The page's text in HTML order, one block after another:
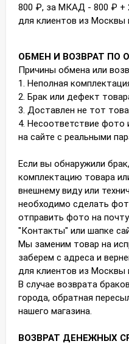
800 ₽, за МКАД - 800 ₽ +
для клиентов из Москвы
ОБМЕН И ВОЗВРАТ ПО
Причины обмена или
1. Неполная
2. Брак или дефект
3. Доставлен не тот
4. Несоответствие фото
на сайте с реальными
Если вы обнаружили
комплектацию товара
внешнему виду или
необходимо сделать
отправить фото на
"Контакты" или шапке
Мы заменим товар на
заберем с адреса и
для клиентов из Москвы
В случае возврата
города, обратная
нашего магазина.
ВОЗВРАТ ДЕНЕЖНЫХ